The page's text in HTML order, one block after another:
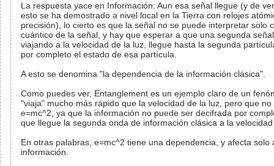
La respuesta yace en Información: Aun esa señal llegue (y de
esto se ha demostrado a nivel local en la Tierra con relojes
precisión), lo cierto es que la señal no se puede interpretar solo
cuántico de la señal, y hay que esperar a que una segunda
viajando a la velocidad de la luz, llegue hasta la segunda
por completo el estado de esa partícula.
A esto se denomina "la dependencia de la información clásica".
Como puedes ver, Entanglement es un ejemplo claro de un
"viaja" mucho más rápido que la velocidad de la luz, pero que no
e=mc^2, ya que la información no puede ser decifrada por
que llegue la segunda onda de información clásica a la
En otras palabras, e=mc^2 tiene una dependencia, y afecta solo
información.